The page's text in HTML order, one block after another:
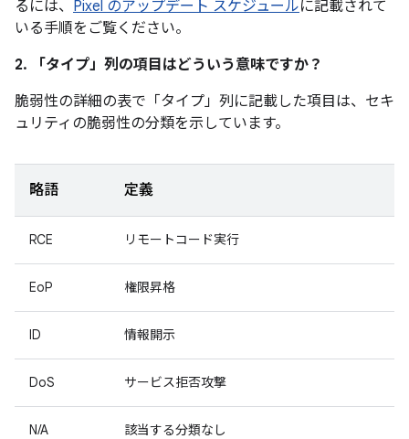
るには、 Pixel のアップデート スケジュールに記載されて
いる手順をご覧ください。
2. 「タイプ」 列の項目はどういう意味ですか？
脆弱性の詳細の表で「タイプ」 列に記載した項目は、セキ
ュリティの脆弱性の分類を示しています。
略語 定義
RCE リモートコード実行
EoP 権限昇格
ID 情報開示
DoS サービス拒否攻撃
N/A 該当する分類なし